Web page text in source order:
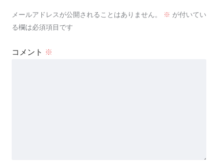
メールアドレスが公開されることはありません。 ※ が付いてい
る欄は必須項目です
コメント ※